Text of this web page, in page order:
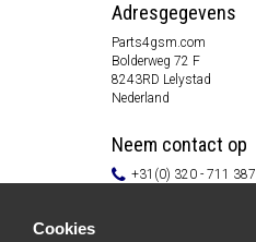
Adresgegevens
Parts4gsm.com
Bolderweg 72 F
8243RD Lelystad
Nederland
Neem contact op
+31(0) 320 - 711 387
Cookies